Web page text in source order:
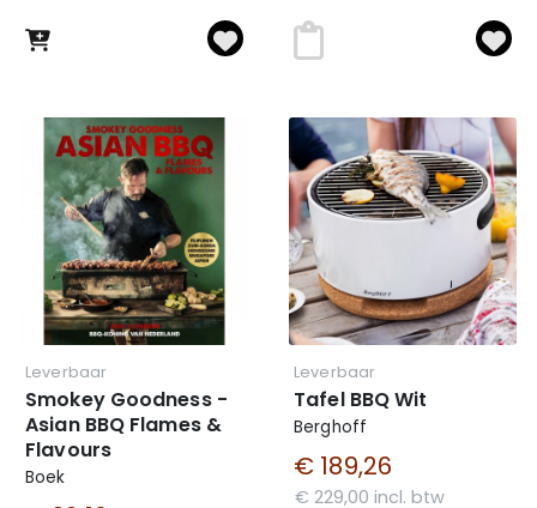
Leverbaar
Smokey Goodness -
Asian BBQ Flames &
Flavours
Boek
Leverbaar
Tafel BBQ Wit
Berghoff
€ 189,26
€ 229,00 incl. btw